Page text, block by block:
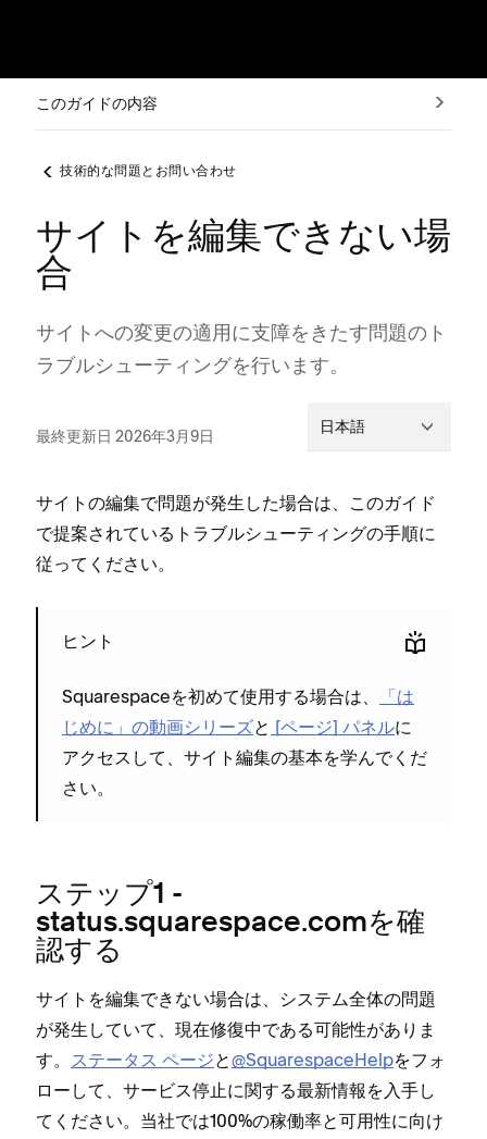
このガイドの内容
技術的な問題とお問い合わせ
サイトを編集できない場
合
サイトへの変更の適用に支障をきたす問題のト
ラブルシ⁠ュ⁠ーテ⁠ィングを行います⁠。
最終更新日 2026年3月9日 日本語
サイトの編集で問題が発生した場合は⁠、このガイド
で提案されているトラブルシ⁠ュ⁠ーテ⁠ィングの手順に
従⁠ってください⁠。
ヒント
Squarespaceを初めて使用する場合は⁠、
「⁠は
じめに⁠」の動画シリ⁠ーズと [⁠ペ⁠ージ⁠] パネルに
アクセスして⁠、サイト編集の基本を学んでくだ
さい⁠。
ステ⁠ップ1 -
status⁠.squarespace⁠.comを確
認する
サイトを編集できない場合は⁠、システム全体の問題
が発生していて⁠、現在修復中である可能性がありま
す⁠。 ステ⁠ータス ペ⁠ージと@SquarespaceHelpをフ⁠ォ
ロ⁠ーして⁠、サ⁠ービス停止に関する最新情報を入手し
てください⁠。当社では100⁠%の稼働率と可用性に向け